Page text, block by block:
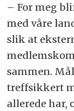
– For meg
med våre
slik at
sammen.
treffsikkert
allerede har,